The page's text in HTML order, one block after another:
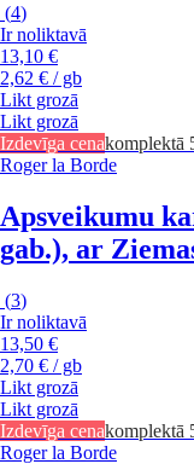
(4)
Ir noliktavā
13,10 €
2,62 € / gb
Likt grozā
Likt grozā
Izdevīga cenakomplektā
Roger la Borde
Apsveikumu
gab.), ar
(3)
Ir noliktavā
13,50 €
2,70 € / gb
Likt grozā
Likt grozā
Izdevīga cenakomplektā
Roger la Borde